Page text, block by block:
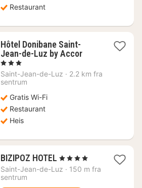
Restaurant
Hôtel Donibane Saint-
Jean-de-Luz by Accor1
fra
, 3 Stjerner
Saint-Jean-de-Luz · 2.2 km fra
sentrum
Gratis Wi-Fi
Restaurant
Heis
BIZIPOZ HOTEL 1
natt
, 4 Stjerner
Saint-Jean-de-Luz · 150 m fra
sentrum